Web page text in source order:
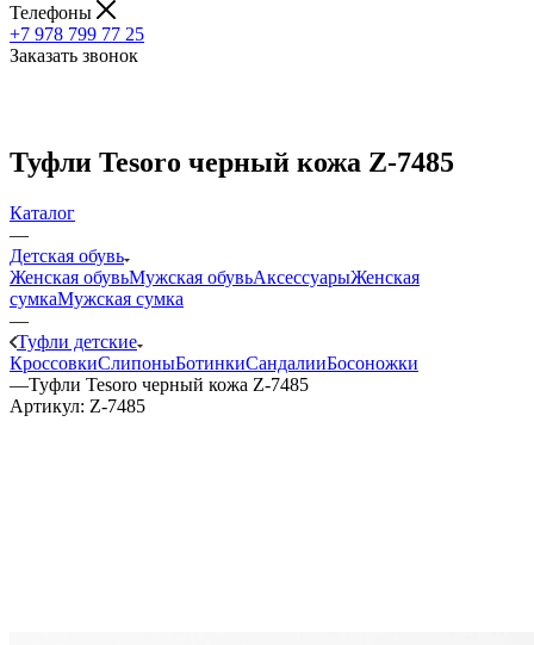
Телефоны
+7 978 799 77 25
Заказать звонок
Туфли Tesoro черный кожа Z-7485
Каталог
—
Детская обувь
Женская обувьМужская обувьАксессуарыЖенская
сумкаМужская сумка
—
Туфли детские
КроссовкиСлипоныБотинкиСандалииБосоножки
—Туфли Tesoro черный кожа Z-7485
Артикул: Z-7485